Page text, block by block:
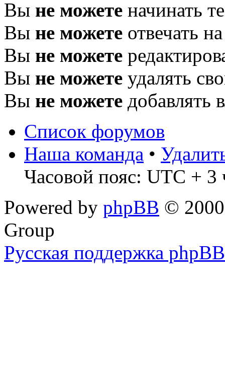
Вы не можете начинать
Вы не можете отвечать
Вы не можете
Вы не можете удалять
Вы не можете добавлять
Список форумов
Наша команда •
Часовой пояс: UTC + 3
Powered by phpBB ©
Group
Русская поддержка phpBB